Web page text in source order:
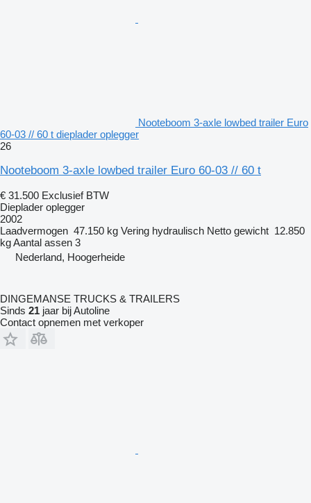
Nooteboom 3-axle lowbed trailer Euro
60-03 // 60 t dieplader oplegger
26
Nooteboom 3-axle lowbed trailer Euro 60-03 // 60 t
€ 31.500 Exclusief BTW
Dieplader oplegger
2002
Laadvermogen 47.150 kg Vering hydraulisch Netto gewicht 12.850
kgAantal assen 3
Nederland, Hoogerheide
DINGEMANSE TRUCKS & TRAILERS
Sinds 21 jaar bij Autoline
Contact opnemen met verkoper